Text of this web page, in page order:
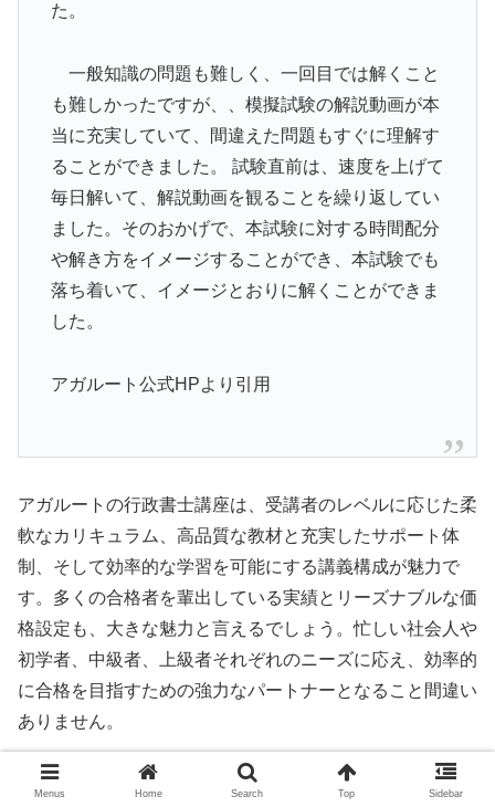
た。
一般知識の問題も難しく、一回目では解くこと
も難しかったですが、、模擬試験の解説動画が本
当に充実していて、間違えた問題もすぐに理解す
ることができました。 試験直前は、速度を上げて
毎日解いて、解説動画を観ることを繰り返してい
ました。そのおかげで、本試験に対する時間配分
や解き方をイメージすることができ、本試験でも
落ち着いて、イメージとおりに解くことができま
した。
アガルート公式HPより引用
アガルートの行政書士講座は、受講者のレベルに応じた柔
軟なカリキュラム、高品質な教材と充実したサポート体
制、そして効率的な学習を可能にする講義構成が魅力で
す。多くの合格者を輩出している実績とリーズナブルな価
格設定も、大きな魅力と言えるでしょう。忙しい社会人や
初学者、中級者、上級者それぞれのニーズに応え、効率的
に合格を目指すための強力なパートナーとなること間違い
ありません。
→アガルートの行政書士ページを見る
Menus Home Search Top Sidebar